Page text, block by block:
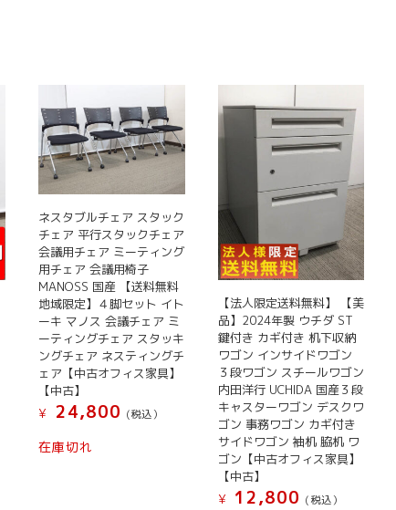
ネスタブルチェア スタック
チェア 平行スタックチェア
会議用チェア ミーティング
用チェア 会議用椅子
MANOSS 国産 【送料無料
地域限定】４脚セット イト
ーキ マノス 会議チェア ミ
ーティングチェア スタッキ
ングチェア ネスティングチ
ェア【中古オフィス家具】
【中古】
¥
24,800 (税込）
在庫切れ
【法人限定送料無料】 【美
品】2024年製 ウチダ ST
鍵付き カギ付き 机下収納
ワゴン インサイドワゴン
３段ワゴン スチールワゴン
内田洋行 UCHIDA 国産３段
キャスターワゴン デスクワ
ゴン 事務ワゴン カギ付き
サイドワゴン 袖机 脇机 ワ
ゴン【中古オフィス家具】
【中古】
¥
12,800 (税込）